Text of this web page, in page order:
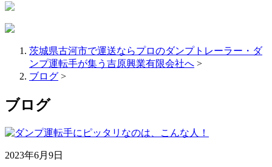
茨城県古河市で運送ならプロのダンプトレーラー・ダ
ンプ運転手が集う吉原興業有限会社へ >
ブログ >
ブログ
2023年6月9日